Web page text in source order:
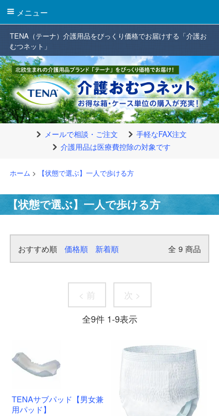
メニュー
TENA（テーナ）介護用品をびっくり価格でお届けする「介護お
むつネット」
メールで相談・ご注文
手軽なFAX注文
介護用品は医療費控除の対象です
ホーム > 【状態で選ぶ】一人で歩ける方
【状態で選ぶ】一人で歩ける方
おすすめ順 価格順 新着順 全 9 商品
< 前
次 >
全9件 1-9表示
TENAサブパッド【男女兼
用パッド】